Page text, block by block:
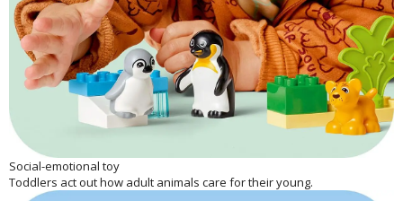
Social-emotional toy
Toddlers act out how adult animals care for their young.